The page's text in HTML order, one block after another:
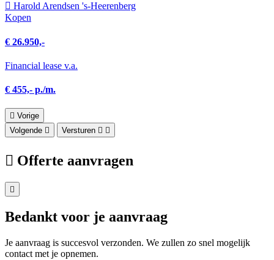
Harold Arendsen 's-Heerenberg
Kopen
€ 26.950,-
Financial lease v.a.
€ 455,- p./m.
Vorige
Volgende
Versturen
Offerte aanvragen
Bedankt voor je aanvraag
Je aanvraag is succesvol verzonden. We zullen zo snel mogelijk
contact met je opnemen.